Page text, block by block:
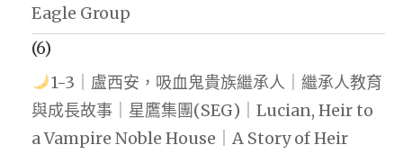
Eagle Group
(6)
1-3｜盧西安，吸血鬼貴族繼承人｜繼承人教育
與成長故事｜星鷹集團(SEG)｜Lucian, Heir to
a Vampire Noble House｜A Story of Heir